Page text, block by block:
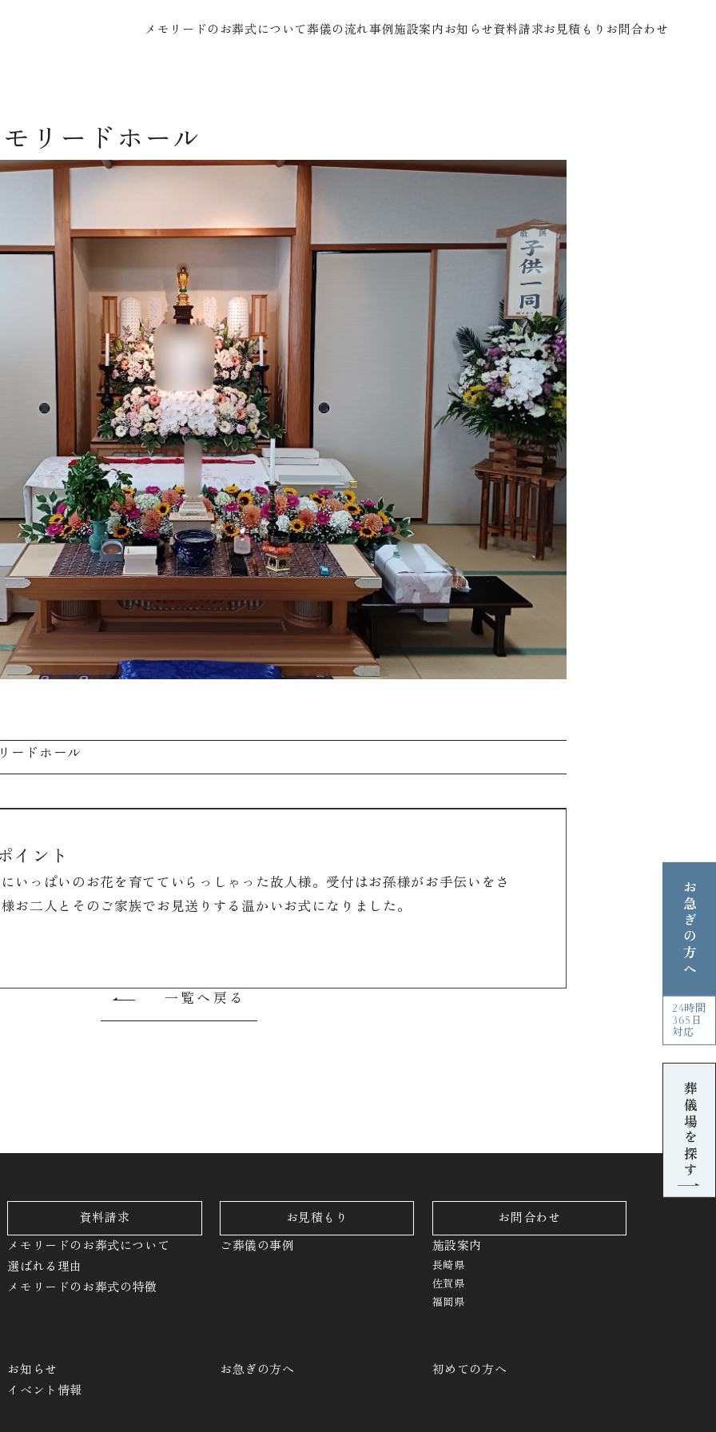
メモリードのお葬式について葬儀の流れ事例施設案内 お知らせ資料請求お見積もり お問合わせ
リードホール
ードホール
イント
いっぱいのお花を育てていらっしゃった故人様。受付はお孫様がお手伝いをさ
お二人とそのご家族でお見送りする温かいお式になりました。
一覧へ戻る
資料請求 お見積もり お問合わせ
メモリードのお葬式について
選ばれる理由
メモリードのお葬式の特徴
ご葬儀の事例 施設案内
長崎県
佐賀県
福岡県
お知らせ
イベント情報
お急ぎの方へ 初めての方へ
お急ぎの方へ
24時間
365日
対応
葬儀場を探す